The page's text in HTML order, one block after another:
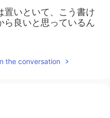
置いといて、こう書け
ら良いと思っているん
the conversation